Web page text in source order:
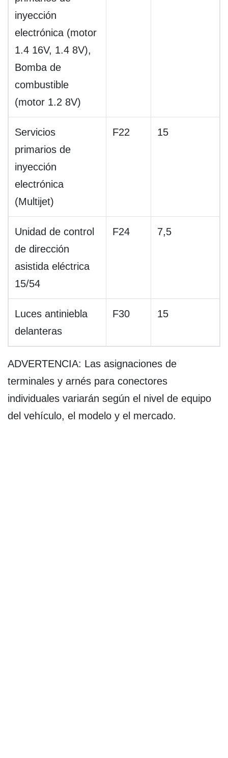
inyección
electrónica (motor
1.4 16V, 1.4 8V),
Bomba de
combustible
(motor 1.2 8V)
Servicios
primarios de
inyección
electrónica
(Multijet)
F22 15
Unidad de control
de dirección
asistida eléctrica
15/54
F24 7,5
Luces antiniebla
delanteras
F30 15
ADVERTENCIA: Las asignaciones de
terminales y arnés para conectores
individuales variarán según el nivel de equipo
del vehículo, el modelo y el mercado.